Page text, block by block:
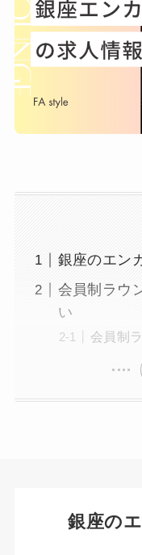
銀座のエン
会員制ラウ
い
会員制
銀座の